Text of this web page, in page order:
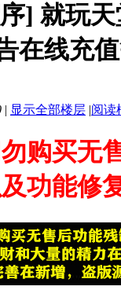
] 就玩
在线充
| 显示全部楼层 |阅读
购买无
功能修